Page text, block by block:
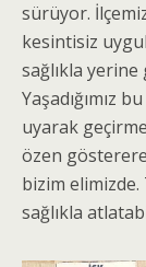
sürüyor.
kesintisiz
sağlıkla
Yaşadığımız
uyarak
özen
bizim
sağlıkla